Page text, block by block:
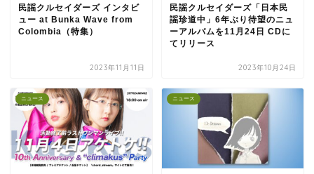
民謡クルセイダーズ インタビ
ュー at Bunka Wave from
Colombia（特集）
2023年11月11日
民謡クルセイダーズ「日本民
謡珍道中」6年ぶり待望のニュ
ーアルバムを11月24日 CDに
てリリース
2023年10月24日
ニュース ニュース